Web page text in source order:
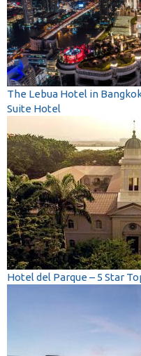
The Lebua Hotel in
Suite Hotel
Hotel del Parque – 5 Star